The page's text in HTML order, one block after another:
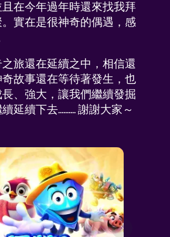
在今年過年時還來找我拜
實在是很神奇的偶遇，感
旅還在延續之中，相信還
故事還在等待著發生，也
、強大，讓我們繼續發掘
延續下去.......... 謝謝大家～